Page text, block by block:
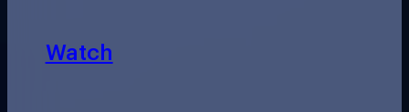
Watch